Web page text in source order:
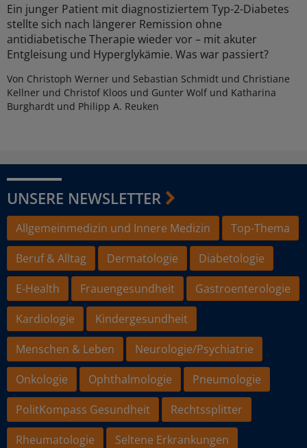
Ein junger Patient mit diagnostiziertem Typ-2-Diabetes
stellte sich nach längerer Remission ohne
antidiabetische Therapie wieder vor – mit akuter
Entgleisung und Hyperglykämie. Was war passiert?
Von Christoph Werner und Sebastian Schmidt und Christiane
Kellner und Christof Kloos und Gunter Wolf und Katharina
Burghardt und Philipp A. Reuken
UNSERE NEWSLETTER
Allgemeinmedizin und Innere Medizin
Top-Thema
Beruf & Alltag
Dermatologie
Diabetologie
E-Health
Frauengesundheit
Gastroenterologie
Kardiologie
Kindergesundheit
Menschen & Leben
Neurologie/Psychiatrie
Onkologie
Ophthalmologie
Pneumologie
PolitKompass Gesundheit
Rechtssplitter
Rheumatologie
Seltene Erkrankungen